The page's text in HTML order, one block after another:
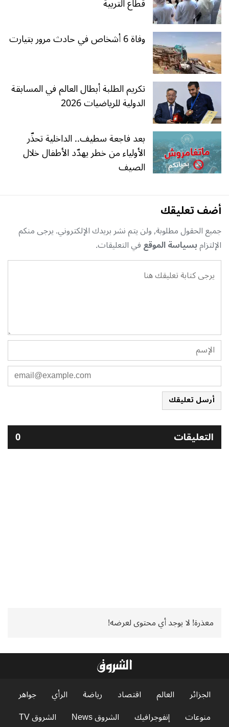
وفاة 6 أشخاص في حادث مرور بتيارت
تكريم الطلبة أبطال العالم في المسابقة
الدولية للرياضيات 2026
بعد فاجعة سطيف.. الداخلية تحذّر
الأولياء من خطر يهدّد الأطفال خلال
الصيف
أضف تعليقك
جميع الحقول مطلوبة, ولن يتم نشر بريدك الإلكتروني. يرجى منكم
الإلتزامبسياسة الموقعفي التعليقات.
أرسل تعليقك
التعليقات 0
معذرة! لا يوجد أي محتوى لعرضه!
الجزائر العالم اقتصاد رياضة الرأي
جواهر
منوعات
إنفوجرافيك الشروق News الشروق TV